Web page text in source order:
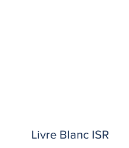
Livre Blanc ISR